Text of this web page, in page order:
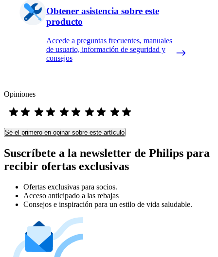
Obtener asistencia sobre este
producto
Accede a preguntas frecuentes, manuales
de usuario, información de seguridad y
consejos
Opiniones
Sé el primero en opinar sobre este artículo
Suscríbete a la newsletter de Philips para
recibir ofertas exclusivas
Ofertas exclusivas para socios.
Acceso anticipado a las rebajas
Consejos e inspiración para un estilo de vida saludable.